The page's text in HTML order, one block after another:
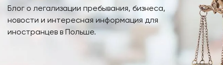
Блог о легализации пребывания, бизнеса,
новости и интересная информация для
иностранцев в Польше.